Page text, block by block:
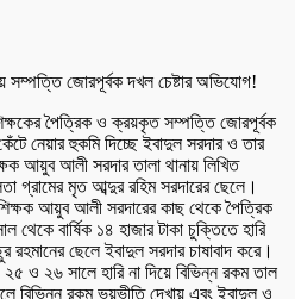
পৈত্রিক ও ক্রয়কৃত সম্পত্তি জোরপূর্বক
নেয়ার হুকমি দিচ্ছে ইবাদুল সরদার ও তার
আয়ুব আলী সরদার তালা থানায় লিখিত
মৃত আব্দুর রহিম সরদারের ছেলে।
আয়ুব আলী সরদারের কাছ থেকে পৈত্রিক
বার্ষিক ১৪ হাজার টাকা চুক্তিতে হারি
ছেলে ইবাদুল সরদার চাষাবাদ করে।
ও ২৬ সালে হারি না দিয়ে বিভিন্ন রকম তাল
বিভিন্ন রকম ভয়ভীতি দেখায় এবং ইবাদুল ও